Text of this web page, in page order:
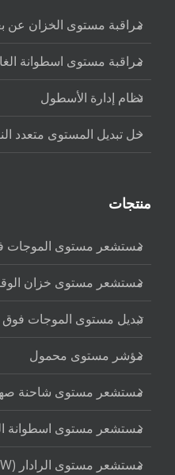
مراقبة مستوى الخزان عن
مراقبة مستوى اسطوانة
نظام إدارة الأسطول
حل تبديل المستوى متعدد
منتجات
مستشعر مستوى الموجات
مستشعر مستوى خزان
تبديل مستوى الموجات فوق
مؤشر مستوى محمول
مستشعر مستوى شاحنة
مستشعر مستوى اسطوانة
مستشعر مستوى الرادار (FMCW).